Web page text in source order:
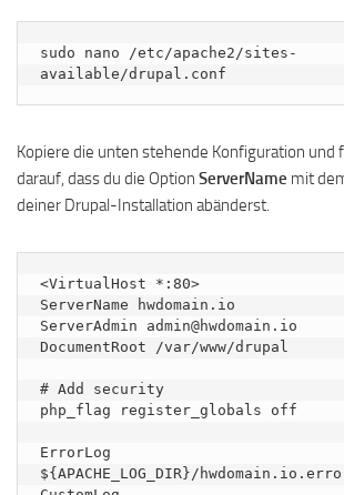
sudo nano /etc/apache2/sites-
available/drupal.conf
Kopiere die unten stehende Konfiguration und
darauf, dass du die Option ServerName mit
deiner Drupal-Installation abänderst.
<VirtualHost *:80>
ServerName hwdomain.io
ServerAdmin admin@hwdomain.io
DocumentRoot /var/www/drupal
# Add security
php_flag register_globals off
ErrorLog
${APACHE_LOG_DIR}/